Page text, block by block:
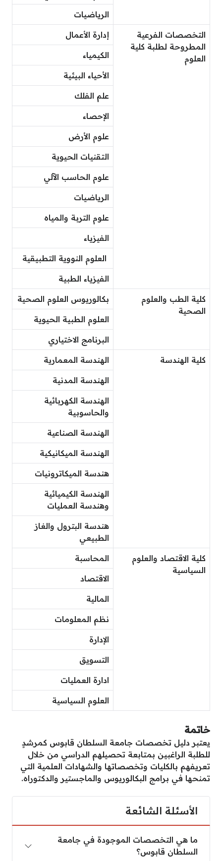
الرياضيات
التخصصات الفرعية
المطروحة لطلبة كلية
العلوم
إدارة الأعمال
الكيمياء
الأحياء البيئية
علم الفلك
الإحصاء
علوم الأرض
التقنيات الحيوية
علوم الحاسب الآلي
الرياضيات
علوم التربة والمياه
الفيزياء
العلوم النووية التطبيقية
الفيزياء الطبية
كلية الطب والعلوم
الصحية
بكالوريوس العلوم الصحية
العلوم الطبية الحيوية
البرنامج الاختياري
كلية الهندسة الهندسة المعمارية
الهندسة المدنية
الهندسة الكهربائية
والحاسوبية
الهندسة الصناعية
الهندسة الميكانيكية
هندسة الميكاترونيات
الهندسة الكيميائية
وهندسة العمليات
هندسة البترول والغاز
الطبيعي
كلية الاقتصاد والعلوم
السياسية
المحاسبة
الاقتصاد
المالية
نظم المعلومات
الإدارة
التسويق
ادارة العمليات
العلوم السياسية
خاتمة
يعتبر دليل تخصصات جامعة السلطان قابوس كمرشدٍ
للطلبة الراغبين بمتابعة تحصيلهم الدراسي من خلال
تعريفهم بالكليات وتخصصاتها والشهادات العلمية التي
تمنحها في برامج البكالوريوس والماجستير والدكتوراه.
الأسئلة الشائعة
ما هي التخصصات الموجودة في جامعة
السلطان قابوس؟